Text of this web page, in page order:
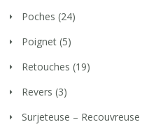
Poches (24)
Poignet (5)
Retouches (19)
Revers (3)
Surjeteuse – Recouvreuse